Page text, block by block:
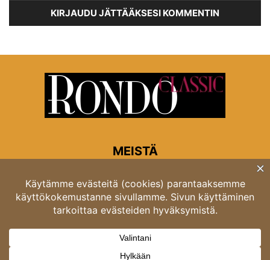
KIRJAUDU JÄTTÄÄKSESI KOMMENTIN
MEISTÄ
Rondon toimitus
Opastinsilta 6A 00520 Helsinki
Asiakaspalvelu: puh. 03 4246 5318
asiakaspalvelu@rondo.fi
Ota meihin yhteyttä:toimitus@rondo.fi